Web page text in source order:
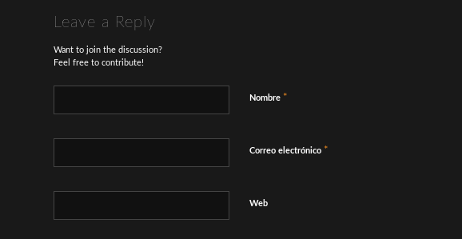
Leave a Reply
Want to join the discussion?
Feel free to contribute!
Nombre *
Correo electrónico *
Web